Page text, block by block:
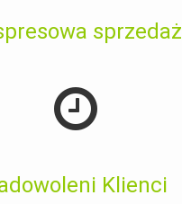
sprzedaż
Klienci